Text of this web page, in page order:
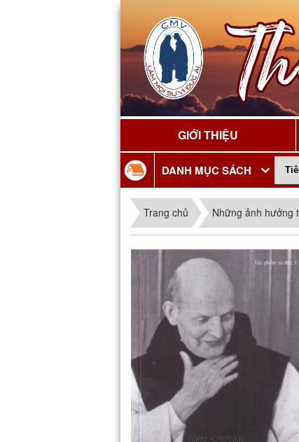
GIỚI THIỆU
DANH MỤC SÁCH
Trang chủ Những ảnh hưởng